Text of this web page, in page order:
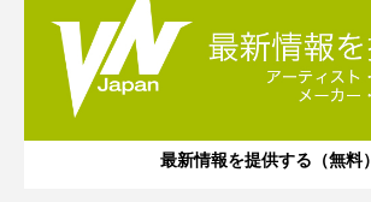
最新情報を提供する（無料）